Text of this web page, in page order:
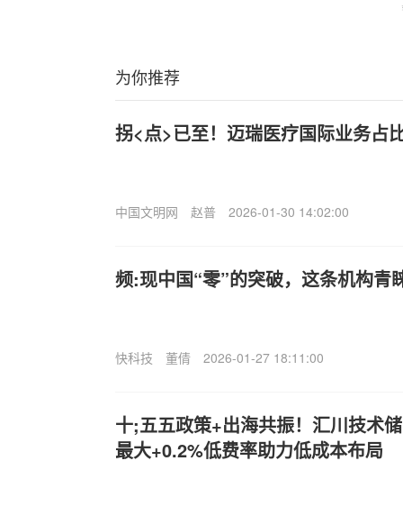
为你推荐
拐<点>已至！迈瑞医疗国际业务占
中国文明网 赵普 2026-01-30 14:02:00
频:现中国“零”的突破，这条机构青
快科技 董倩 2026-01-27 18:11:00
十;五五政策+出海共振！汇川技术
最大+0.2%低费率助力低成本布局